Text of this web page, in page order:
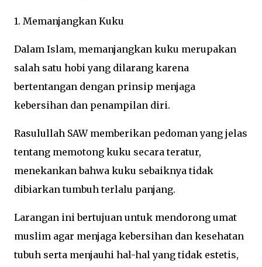
1. Memanjangkan Kuku
Dalam Islam, memanjangkan kuku merupakan
salah satu hobi yang dilarang karena
bertentangan dengan prinsip menjaga
kebersihan dan penampilan diri.
Rasulullah SAW memberikan pedoman yang jelas
tentang memotong kuku secara teratur,
menekankan bahwa kuku sebaiknya tidak
dibiarkan tumbuh terlalu panjang.
Larangan ini bertujuan untuk mendorong umat
muslim agar menjaga kebersihan dan kesehatan
tubuh serta menjauhi hal-hal yang tidak estetis,